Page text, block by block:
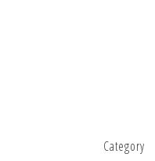
Category